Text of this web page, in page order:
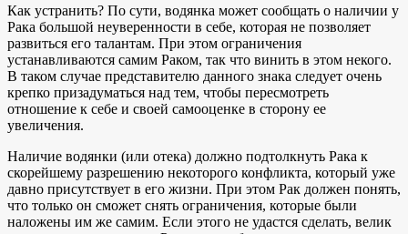
Как устранить? По сути, водянка может сообщать о наличии у
Рака большой неуверенности в себе, которая не позволяет
развиться его талантам. При этом ограничения
устанавливаются самим Раком, так что винить в этом некого.
В таком случае представителю данного знака следует очень
крепко призадуматься над тем, чтобы пересмотреть
отношение к себе и своей самооценке в сторону ее
увеличения.
Наличие водянки (или отека) должно подтолкнуть Рака к
скорейшему разрешению некоторого конфликта, который уже
давно присутствует в его жизни. При этом Рак должен понять,
что только он сможет снять ограничения, которые были
наложены им же самим. Если этого не удастся сделать, велик